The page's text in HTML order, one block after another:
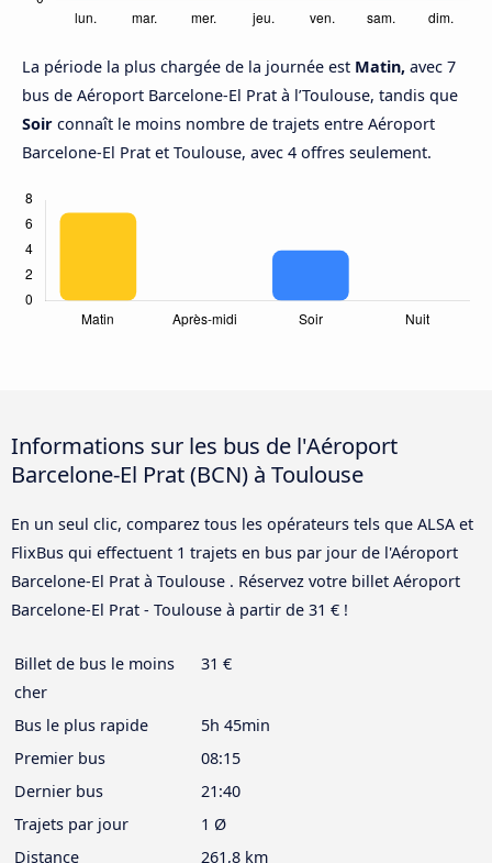
La période la plus chargée de la journée est Matin, avec 7
bus de Aéroport Barcelone-El Prat à l’Toulouse, tandis que
Soir connaît le moins nombre de trajets entre Aéroport
Barcelone-El Prat et Toulouse, avec 4 offres seulement.
Informations sur les bus de l'Aéroport
Barcelone-El Prat (BCN) à Toulouse
En un seul clic, comparez tous les opérateurs tels que ALSA et
FlixBus qui effectuent 1 trajets en bus par jour de l'Aéroport
Barcelone-El Prat à Toulouse . Réservez votre billet Aéroport
Barcelone-El Prat - Toulouse à partir de 31 € !
Billet de bus le moins
cher
31 €
Bus le plus rapide
5h 45min
Premier bus
08:15
Dernier bus
21:40
Trajets par jour
1 Ø
Distance
261,8 km